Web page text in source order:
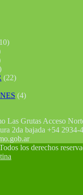
(22)
(4)
Las Grutas Acceso
2da bajada +54 2934-
los derechos